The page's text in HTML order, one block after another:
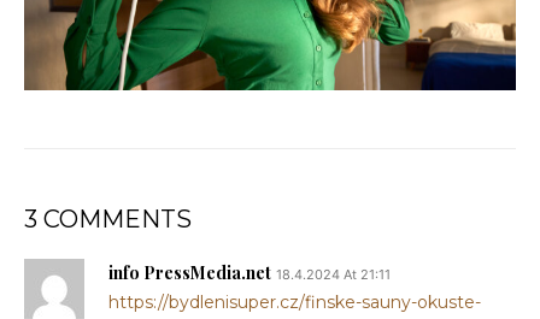
3 COMMENTS
info PressMedia.net 18.4.2024 At 21:11
https://bydlenisuper.cz/finske-sauny-okuste-